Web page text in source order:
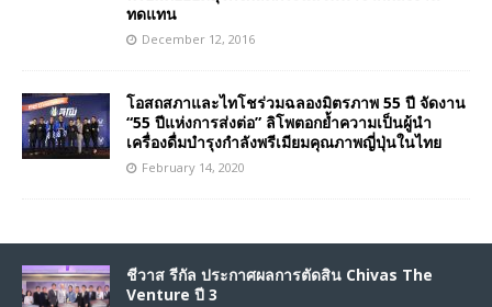
ทดแทน
December 12, 2016
โอสถสภาและไทโชร่วมฉลองมิตรภาพ 55 ปี จัดงาน
“55 ปีแห่งการส่งต่อ” ลิโพตอกย้ำความเป็นผู้นำ
เครื่องดื่มบำรุงกำลังพรีเมียมคุณภาพญี่ปุ่นในไทย
February 14, 2020
ชีวาส รีกัล ประกาศผลการตัดสิน Chivas The
Venture ปี 3